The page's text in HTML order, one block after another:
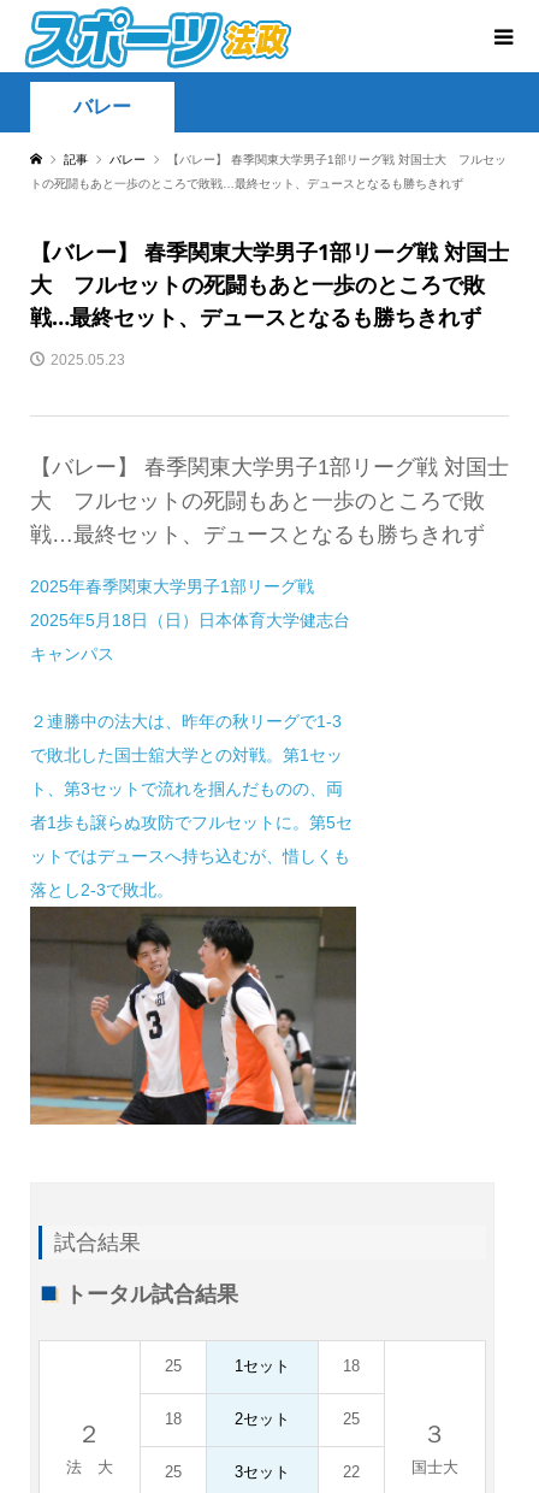
バレー
記事 バレー
【バレー】 春季関東大学男子1部リーグ戦 対国士大 フルセッ
トの死闘もあと一歩のところで敗戦…最終セット、デュースとなるも勝ちきれず
【バレー】 春季関東大学男子1部リーグ戦 対国士
大 フルセットの死闘もあと一歩のところで敗
戦…最終セット、デュースとなるも勝ちきれず
2025.05.23
【バレー】 春季関東大学男子1部リーグ戦 対国士
大 フルセットの死闘もあと一歩のところで敗
戦…最終セット、デュースとなるも勝ちきれず
2025年春季関東大学男子1部リーグ戦
2025年5月18日（日）日本体育大学健志台
キャンパス
２連勝中の法大は、昨年の秋リーグで1-3
で敗北した国士舘大学との対戦。第1セッ
ト、第3セットで流れを掴んだものの、両
者1歩も譲らぬ攻防でフルセットに。第5セ
ットではデュースへ持ち込むが、惜しくも
落とし2-3で敗北。
試合結果
トータル試合結果
２
法 大
25 1セット 18
３
国士大
18 2セット 25
25 3セット 22